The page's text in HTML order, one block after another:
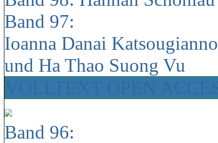
Band 97:
Ioanna Danai
und Ha Thao Suong Vu
Band 96: